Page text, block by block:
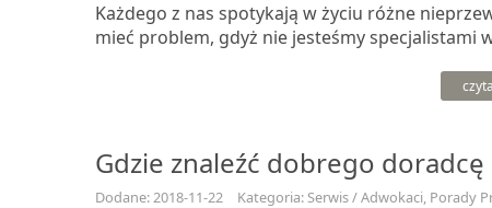
Każdego z nas spotykają w życiu różne
mieć problem, gdyż nie jesteśmy specjalistami
Gdzie znaleźć dobrego
Dodane: 2018-11-22 Kategoria: Serwis / Adwokaci, Porady